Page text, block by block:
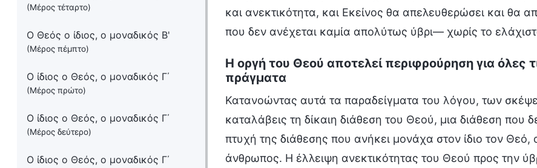
(Μέρος τέταρτο)
Ο Θεός ο ίδιος, ο μοναδικός Β'
(Μέρος πέμπτο)
Ο ίδιος ο Θεός, ο μοναδικός Γ΄
(Μέρος πρώτο)
Ο ίδιος ο Θεός, ο μοναδικός Γ΄
(Μέρος δεύτερο)
Ο ίδιος ο Θεός, ο μοναδικός Γ΄
και ανεκτικότητα, και Εκείνος θα απελευθερώσει και θα
που δεν ανέχεται καμία απολύτως ύβρι— χωρίς το
Η οργή του Θεού αποτελεί περιφρούρηση για όλες
πράγματα
Κατανοώντας αυτά τα παραδείγματα του λόγου, των
καταλάβεις τη δίκαιη διάθεση του Θεού, μια διάθεση που
πτυχή της διάθεσης που ανήκει μονάχα στον ίδιο τον
άνθρωπος. Η έλλειψη ανεκτικότητας του Θεού προς την